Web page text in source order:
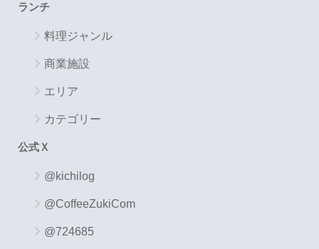
ランチ
料理ジャンル
商業施設
エリア
カテゴリー
公式Ｘ
@kichilog
@CoffeeZukiCom
@724685